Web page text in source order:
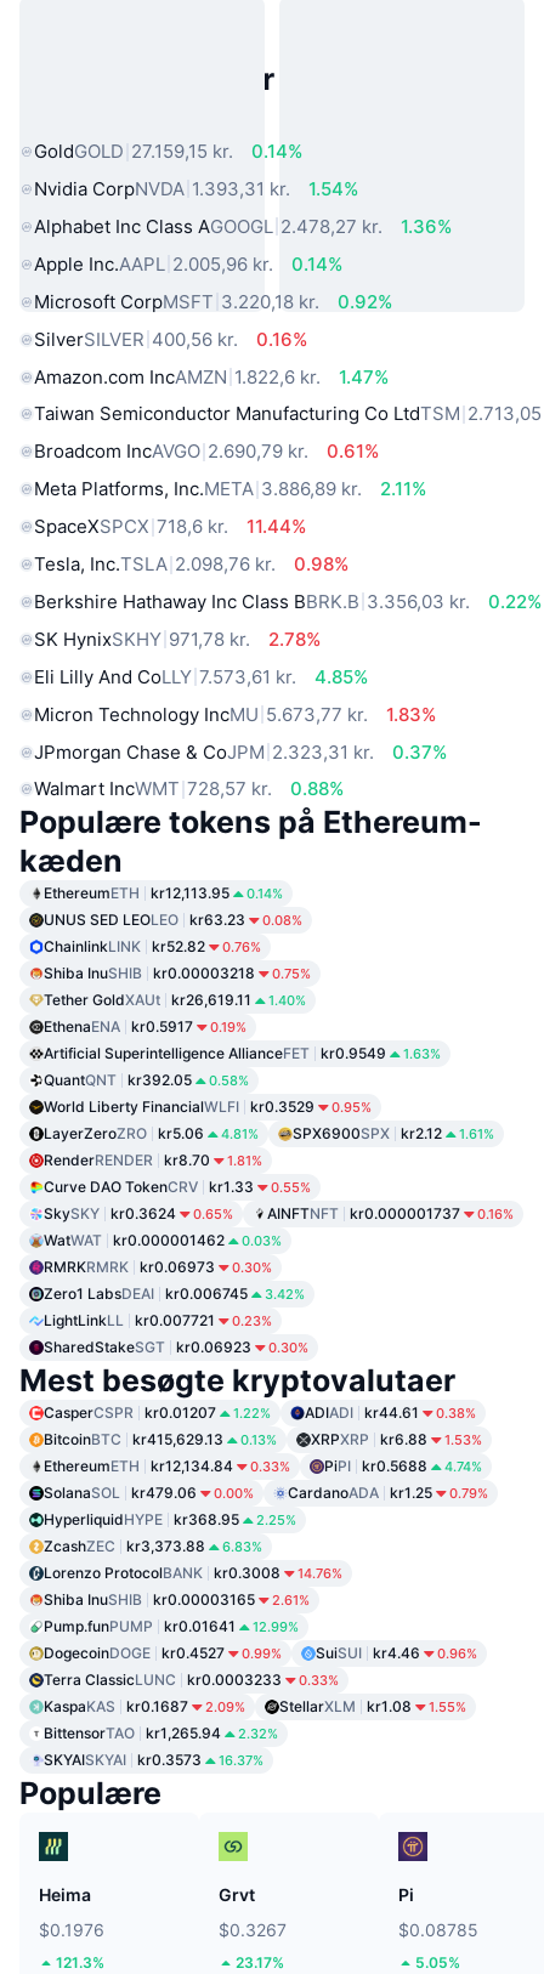
Populære aktiver fra den virkelige
GoldGOLD 27.159,15 kr.
0.14%
Nvidia CorpNVDA 1.393,31 kr.
1.54%
Alphabet Inc Class AGOOGL 2.478,27 kr.
1.36%
Apple Inc.AAPL 2.005,96 kr.
0.14%
Microsoft CorpMSFT 3.220,18 kr.
0.92%
SilverSILVER 400,56 kr.
0.16%
Amazon.com IncAMZN 1.822,6 kr.
1.47%
Taiwan Semiconductor Manufacturing Co LtdTSM
Broadcom IncAVGO 2.690,79 kr.
0.61%
Meta Platforms, Inc.META 3.886,89 kr.
2.11%
SpaceXSPCX 718,6 kr.
11.44%
Tesla, Inc.TSLA 2.098,76 kr.
0.98%
Berkshire Hathaway Inc Class BBRK.B 3.356,03 kr.
0.22%
SK HynixSKHY 971,78 kr.
2.78%
Eli Lilly And CoLLY 7.573,61 kr.
4.85%
Micron Technology IncMU 5.673,77 kr.
1.83%
JPmorgan Chase & CoJPM 2.323,31 kr.
0.37%
Walmart IncWMT 728,57 kr. 0.88%
Populære tokens på Ethereum-
kæden
EthereumETH kr12,113.95 0.14%
UNUS SED LEOLEO kr63.23 0.08%
ChainlinkLINK kr52.82 0.76%
Shiba InuSHIB kr0.00003218 0.75%
Tether GoldXAUt kr26,619.11 1.40%
EthenaENA kr0.5917 0.19%
Artificial Superintelligence AllianceFET kr0.9549 1.63%
QuantQNT kr392.05 0.58%
World Liberty FinancialWLFI kr0.3529 0.95%
LayerZeroZRO kr5.06 4.81% SPX6900SPX kr2.12 1.61%
RenderRENDER kr8.70 1.81%
Curve DAO TokenCRV kr1.33 0.55%
SkySKY kr0.3624 0.65% AINFTNFT kr0.000001737 0.16%
WatWAT kr0.000001462 0.03%
RMRKRMRK kr0.06973 0.30%
Zero1 LabsDEAI kr0.006745 3.42%
LightLinkLL kr0.007721 0.23%
SharedStakeSGT kr0.06923 0.30%
Mest besøgte kryptovalutaer
CasperCSPR kr0.01207 1.22% ADIADI kr44.61 0.38%
BitcoinBTC kr415,629.13 0.13% XRPXRP kr6.88 1.53%
EthereumETH kr12,134.84 0.33% PiPI kr0.5688 4.74%
SolanaSOL kr479.06 0.00% CardanoADA kr1.25 0.79%
HyperliquidHYPE kr368.95 2.25%
ZcashZEC kr3,373.88 6.83%
Lorenzo ProtocolBANK kr0.3008 14.76%
Shiba InuSHIB kr0.00003165 2.61%
Pump.funPUMP kr0.01641 12.99%
DogecoinDOGE kr0.4527 0.99% SuiSUI kr4.46 0.96%
Terra ClassicLUNC kr0.0003233 0.33%
KaspaKAS kr0.1687 2.09% StellarXLM kr1.08 1.55%
BittensorTAO kr1,265.94 2.32%
SKYAISKYAI kr0.3573 16.37%
Populære
Heima
$0.1976
121.3%
Grvt
$0.3267
23.17%
Pi
$0.08785
5.05%